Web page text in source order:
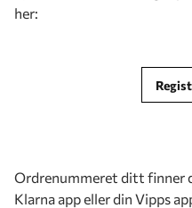
her:
Ordrenummeret ditt finner
Klarna app eller din Vipps